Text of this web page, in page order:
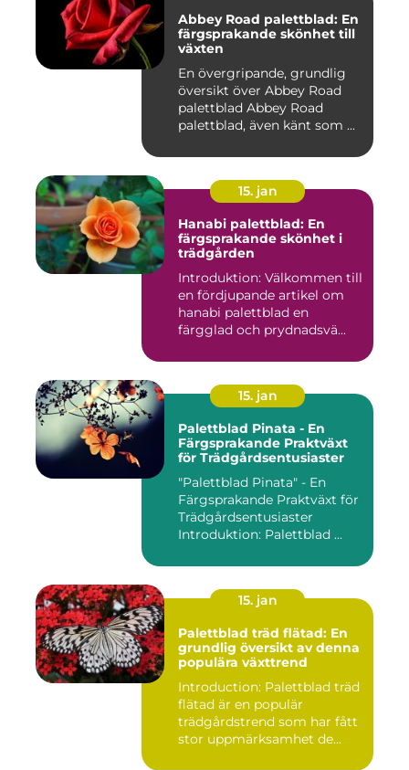
Abbey Road palettblad: En
färgsprakande skönhet till
växten
En övergripande, grundlig
översikt över Abbey Road
palettblad Abbey Road
palettblad, även känt som ...
15. jan
Hanabi palettblad: En
färgsprakande skönhet i
trädgården
Introduktion: Välkommen till
en fördjupande artikel om
hanabi palettblad en
färgglad och prydnadsvä...
15. jan
Palettblad Pinata - En
Färgsprakande Praktväxt
för Trädgårdsentusiaster
"Palettblad Pinata" - En
Färgsprakande Praktväxt för
Trädgårdsentusiaster
Introduktion: Palettblad ...
15. jan
Palettblad träd flätad: En
grundlig översikt av denna
populära växttrend
Introduction: Palettblad träd
flätad är en populär
trädgårdstrend som har fått
stor uppmärksamhet de...